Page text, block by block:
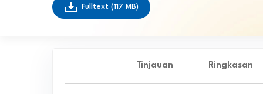
Fulltext (117 MB)
Tinjauan Ringkasan